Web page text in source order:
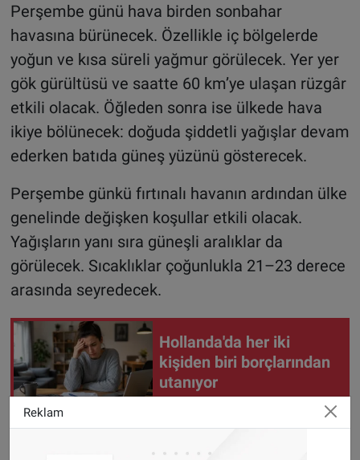
Perşembe günü hava birden sonbahar
havasına bürünecek. Özellikle iç bölgelerde
yoğun ve kısa süreli yağmur görülecek. Yer yer
gök gürültüsü ve saatte 60 km’ye ulaşan rüzgâr
etkili olacak. Öğleden sonra ise ülkede hava
ikiye bölünecek: doğuda şiddetli yağışlar devam
ederken batıda güneş yüzünü gösterecek.
Perşembe günkü fırtınalı havanın ardından ülke
genelinde değişken koşullar etkili olacak.
Yağışların yanı sıra güneşli aralıklar da
görülecek. Sıcaklıklar çoğunlukla 21–23 derece
arasında seyredecek.
Hollanda'da her iki
kişiden biri borçlarından
utanıyor
Reklam